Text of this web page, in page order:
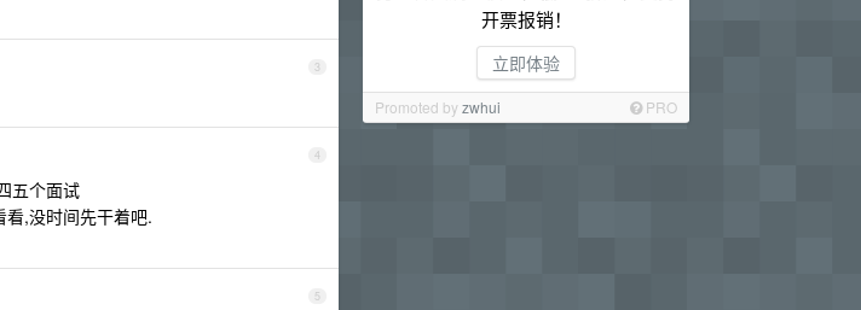
开票报销！
立即体验
Promoted byzwhui PRO
3
4
五个面试
,没时间先干着吧.
5